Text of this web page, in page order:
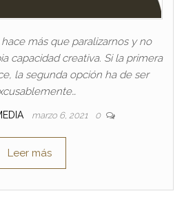
más que paralizarnos y no
capacidad creativa. Si la primera
la segunda opción ha de ser
marzo 6, 2021 0
Leer más